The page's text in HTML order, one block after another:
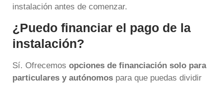
instalación antes de comenzar.
¿Puedo financiar el pago de la
instalación?
Sí. Ofrecemos opciones de financiación solo para
particulares y autónomos para que puedas dividir